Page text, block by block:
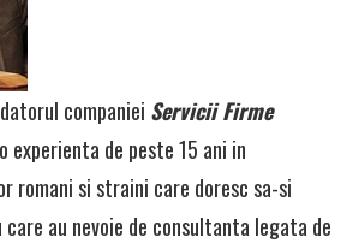
companiei Servicii Firme
experienta de peste 15 ani in
romani si straini care doresc sa-si
au nevoie de consultanta legata de